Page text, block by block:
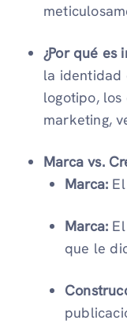
¿Por qué es
la identidad
logotipo, los
marketing,
Marca vs.
Marca: El
Marca: El
que le